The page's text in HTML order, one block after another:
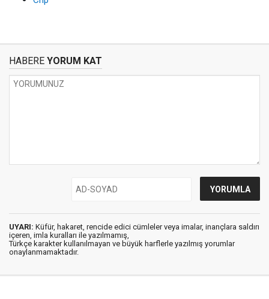
HABERE YORUM KAT
UYARI: Küfür, hakaret, rencide edici cümleler veya imalar, inançlara saldırı
içeren, imla kuralları ile yazılmamış,
Türkçe karakter kullanılmayan ve büyük harflerle yazılmış yorumlar
onaylanmamaktadır.